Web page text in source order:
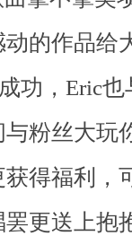
的作品给
功，Eric
粉丝大玩
得福利，
更送上抱